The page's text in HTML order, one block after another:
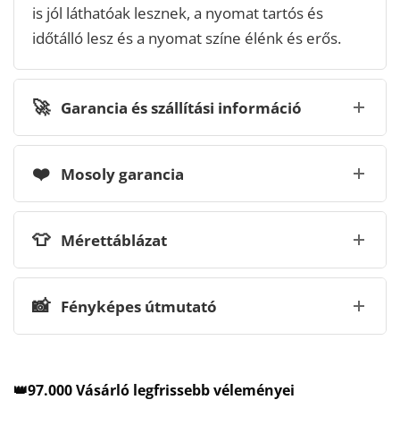
is jól láthatóak lesznek, a nyomat tartós és
időtálló lesz és a nyomat színe élénk és erős.
🚀 Garancia és szállítási információ
❤️ Mosoly garancia
👕 Mérettáblázat
📸 Fényképes útmutató
👑97.000 Vásárló legfrissebb véleményei